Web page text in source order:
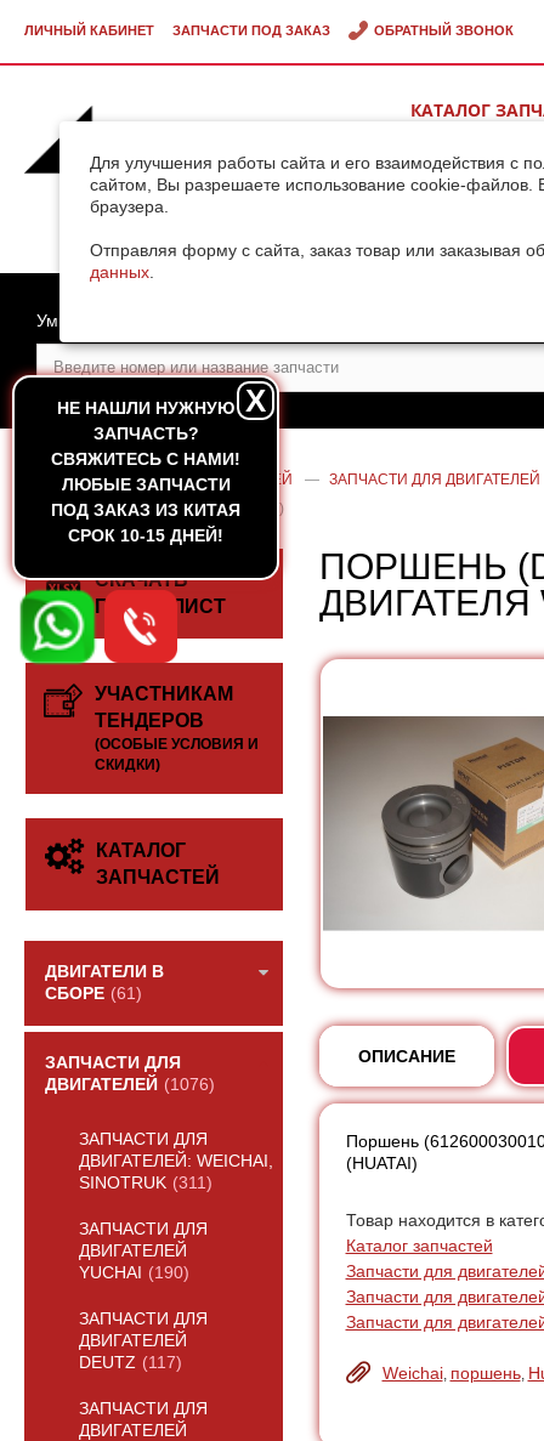
Для улучшения работы сайта и его взаимодействия с
сайтом, Вы разрешаете использование cookie-файлов.
браузера.
Отправляя форму с сайта, заказ товар или заказывая
данных
ЛИЧНЫЙ КАБИНЕТ ЗАПЧАСТИ ПОД ЗАКАЗ ОБРАТНЫЙ ЗВОНОК
КАТАЛОГ
НЕ НАШЛИ НУЖНУЮ
ЗАПЧАСТЬ?
CВЯЖИТЕСЬ С НАМИ!
ЛЮБЫЕ ЗАПЧАСТИ
ПОД ЗАКАЗ ИЗ КИТАЯ
СРОК 10-15 ДНЕЙ!
X
Умный поиск
ГЛАВНАЯ — КАТАЛОГ ЗАПЧАСТЕЙ — ЗАПЧАСТИ ДЛЯ ДВИГАТЕЛЕЙ
ДВИГАТЕЛЯ WEICHAI WD10 (HUATAI)
СКАЧАТЬ
ПРАЙС-ЛИСТ
УЧАСТНИКАМ
ТЕНДЕРОВ
(ОСОБЫЕ УСЛОВИЯ И
СКИДКИ)
КАТАЛОГ
ЗАПЧАСТЕЙ
ДВИГАТЕЛИ В
СБОРЕ (61)
ЗАПЧАСТИ ДЛЯ
ДВИГАТЕЛЕЙ (1076)
ЗАПЧАСТИ ДЛЯ
ДВИГАТЕЛЕЙ: WEICHAI,
SINOTRUK (311)
ЗАПЧАСТИ ДЛЯ
ДВИГАТЕЛЕЙ
YUCHAI (190)
ЗАПЧАСТИ ДЛЯ
ДВИГАТЕЛЕЙ
DEUTZ (117)
ЗАПЧАСТИ ДЛЯ
ДВИГАТЕЛЕЙ
ПОРШЕНЬ
ДВИГАТЕЛЯ
ОПИСАНИЕ
Поршень
(HUATAI)
Товар находится в
Каталог запчастей
Запчасти для
Запчасти для
Запчасти для
Weichai, поршень,